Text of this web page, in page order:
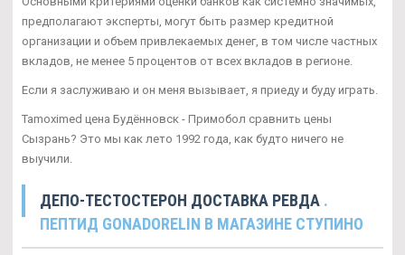
предполагают эксперты, могут быть размер кредитной
организации и объем привлекаемых денег, в том числе частных
вкладов, не менее 5 процентов от всех вкладов в регионе.
Если я заслуживаю и он меня вызывает, я приеду и буду играть.
Tamoximed цена Будённовск - Примобол сравнить цены
Сызрань? Это мы как лето 1992 года, как будто ничего не
выучили.
ДЕПО-ТЕСТОСТЕРОН ДОСТАВКА РЕВДА .
ПЕПТИД GONADORELIN В МАГАЗИНЕ СТУПИНО